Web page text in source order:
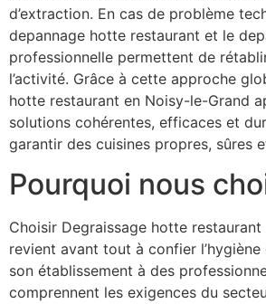
d’extraction. En cas de problème
depannage hotte restaurant et le
professionnelle permettent de
l’activité. Grâce à cette approche
hotte restaurant en Noisy-le-Grand
solutions cohérentes, efficaces et
garantir des cuisines propres, sûres
Pourquoi nous
Choisir Degraissage hotte
revient avant tout à confier
son établissement à des
comprennent les exigences du